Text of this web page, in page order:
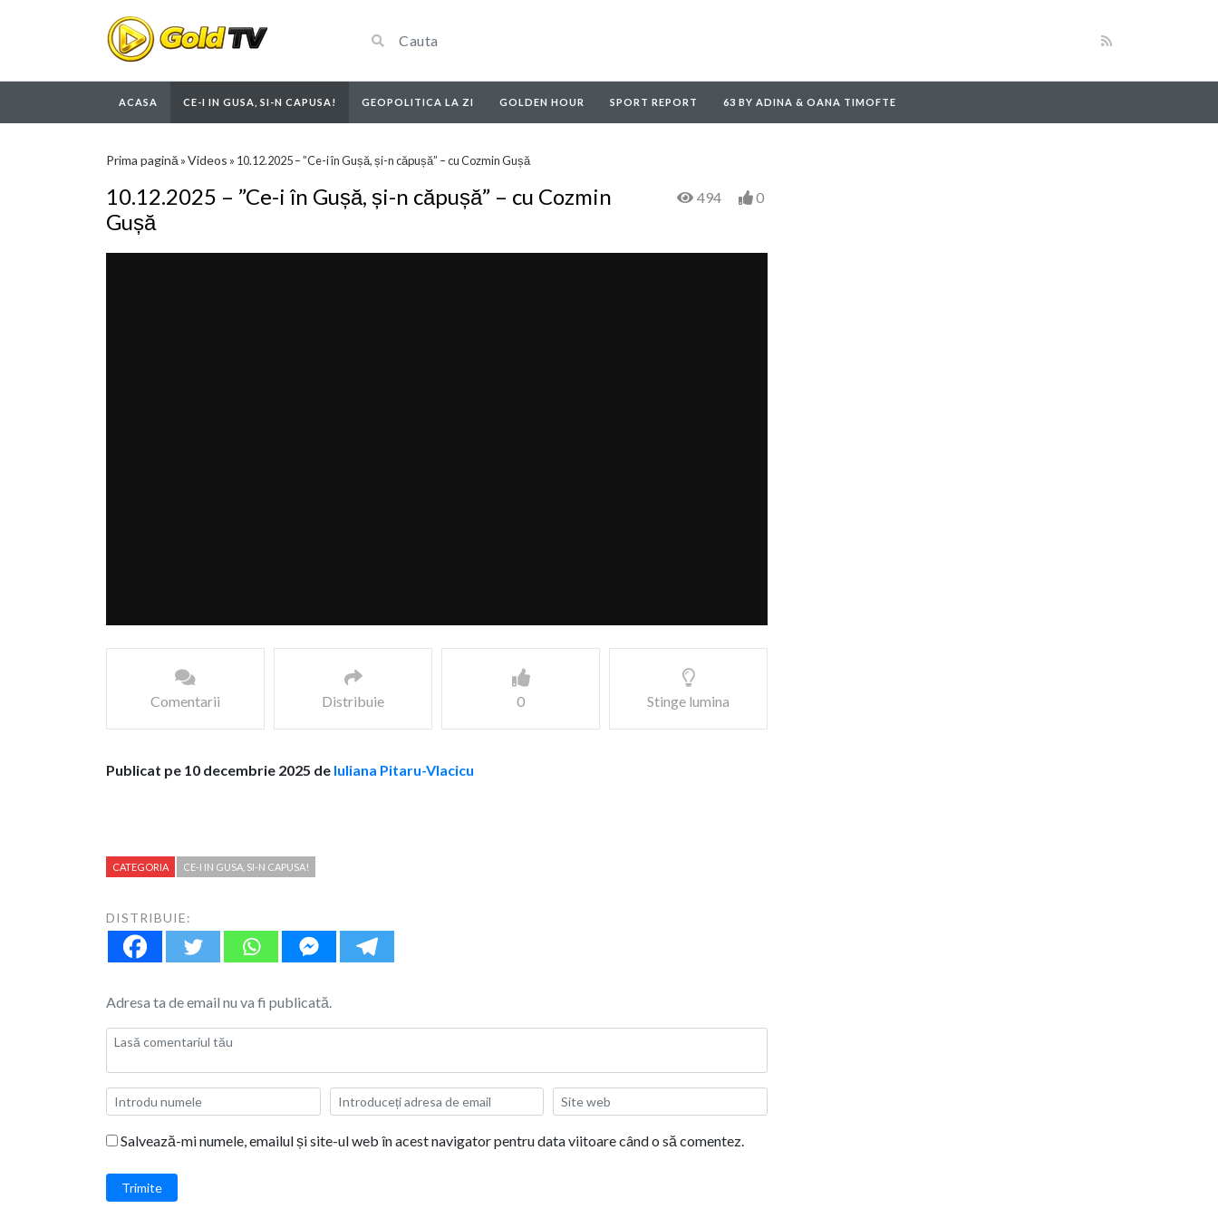
ACASA CE-I IN GUSA, SI-N CAPUSA! GEOPOLITICA LA ZI GOLDEN HOUR SPORT REPORT 63 BY ADINA & OANA TIMOFTE
Prima pagină »Videos » 10.12.2025 – ”Ce-i în Gușă, și-n căpușă” – cu Cozmin Gușă
10.12.2025 – ”Ce-i în Gușă, și-n căpușă” – cu Cozmin
Gușă
494 0
Comentarii Distribuie 0 Stinge lumina
Publicat pe 10 decembrie 2025 de Iuliana Pitaru-Vlacicu
CATEGORIA CE-I IN GUSA, SI-N CAPUSA!
DISTRIBUIE:
Adresa ta de email nu va fi publicată.
Salvează-mi numele, emailul și site-ul web în acest navigator pentru data viitoare când o să comentez.
Trimite